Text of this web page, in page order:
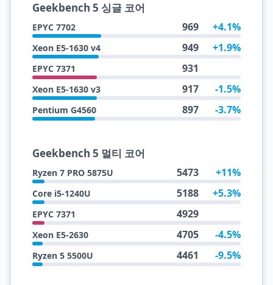
Geekbench 5 싱글 코어
EPYC 7702 969 +4.1%
Xeon E5-1630 v4 949 +1.9%
EPYC 7371 931
Xeon E5-1630 v3 917 -1.5%
Pentium G4560 897 -3.7%
Geekbench 5 멀티 코어
Ryzen 7 PRO 5875U 5473 +11%
Core i5-1240U 5188 +5.3%
EPYC 7371 4929
Xeon E5-2630 4705 -4.5%
Ryzen 5 5500U 4461 -9.5%